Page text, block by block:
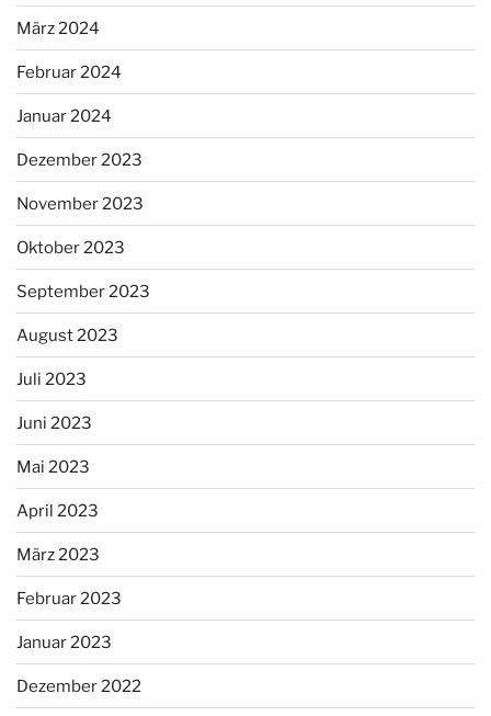
März 2024
Februar 2024
Januar 2024
Dezember 2023
November 2023
Oktober 2023
September 2023
August 2023
Juli 2023
Juni 2023
Mai 2023
April 2023
März 2023
Februar 2023
Januar 2023
Dezember 2022